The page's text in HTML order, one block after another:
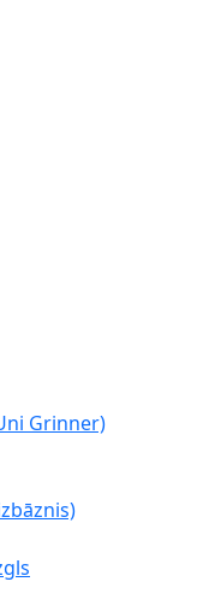
Grinner)